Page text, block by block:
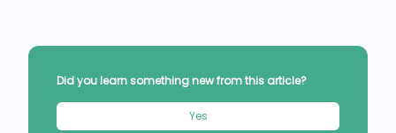
Did you learn something new from this article?
Yes